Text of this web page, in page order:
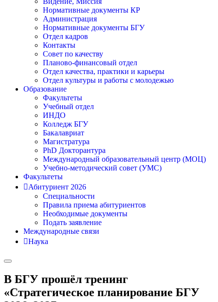
Нормативные документы КР
Администрация
Нормативные документы БГУ
Отдел кадров
Контакты
Совет по качеству
Планово-финансовый отдел
Отдел качества, практики и карьеры
Отдел культуры и работы с молодежью
Образование
Факультеты
Учебный отдел
ИНДО
Колледж БГУ
Бакалавриат
Магистратура
PhD Докторантура
Международный образовательный центр (МОЦ)
Учебно-методический совет (УМС)
Факультеты
Абитуриент 2026
Специальности
Правила приема абитуриентов
Необходимые документы
Подать заявление
Международные связи
Наука
В БГУ прошёл тренинг
«Стратегическое планирование БГУ